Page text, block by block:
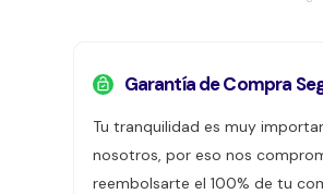
Garantía de Compra
Tu tranquilidad es muy
nosotros, por eso nos
reembolsarte el 100% de tu